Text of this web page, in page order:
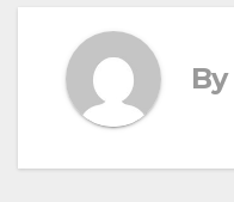
By